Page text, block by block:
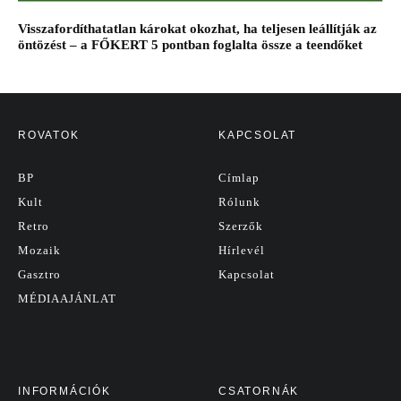
Visszafordíthatatlan károkat okozhat, ha teljesen leállítják az
öntözést – a FŐKERT 5 pontban foglalta össze a teendőket
ROVATOK
BP
Kult
Retro
Mozaik
Gasztro
MÉDIAAJÁNLAT
KAPCSOLAT
Címlap
Rólunk
Szerzők
Hírlevél
Kapcsolat
INFORMÁCIÓK CSATORNÁK